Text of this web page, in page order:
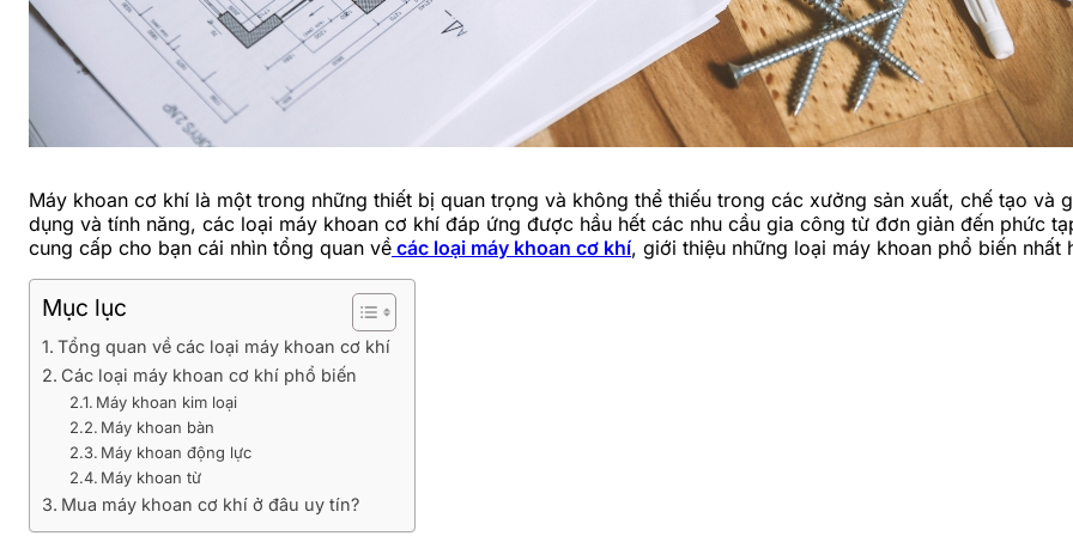
Máy khoan cơ khí là một trong những thiết bị quan trọng và không thể thiếu trong các xưởng sản xuất, chế tạo
dụng và tính năng, các loại máy khoan cơ khí đáp ứng được hầu hết các nhu cầu gia công từ đơn giản đến phức
cung cấp cho bạn cái nhìn tổng quan về các loại máy khoan cơ khí, giới thiệu những loại máy khoan phổ biến nhất
Mục lục
Tổng quan về các loại máy khoan cơ khí
Các loại máy khoan cơ khí phổ biến
Máy khoan kim loại
Máy khoan bàn
Máy khoan động lực
Máy khoan từ
Mua máy khoan cơ khí ở đâu uy tín?